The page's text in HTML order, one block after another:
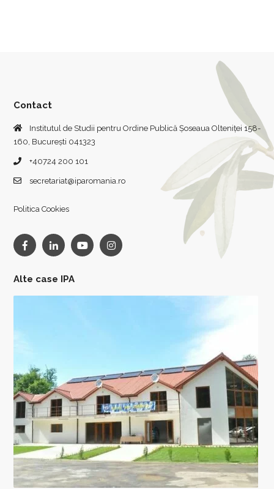
Contact
Institutul de Studii pentru Ordine Publică Șoseaua Olteniței 158-
160, București 041323
+40724 200 101
secretariat@iparomania.ro
Politica Cookies
Alte case IPA